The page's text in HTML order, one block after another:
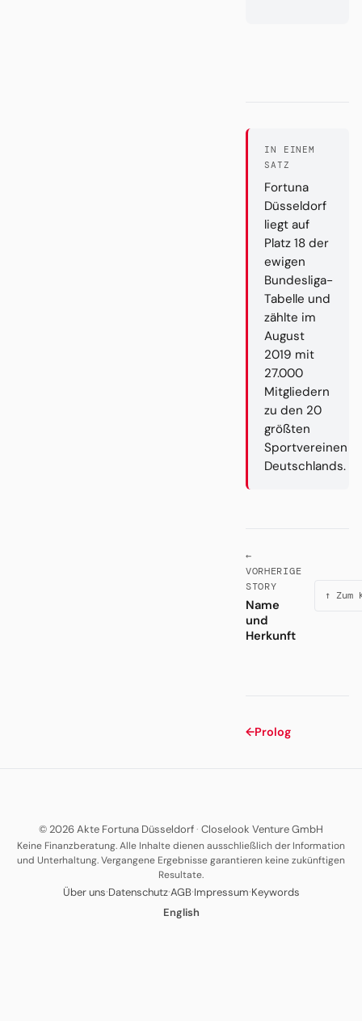
IN EINEM
SATZ
Fortuna
Düsseldorf
liegt auf
Platz 18 der
ewigen
Bundesliga-
Tabelle und
zählte im
August
2019 mit
27.000
Mitgliedern
zu den 20
größten
Sportvereinen
Deutschlands.
←
VORHERIGE
STORY
Name
und
Herkunft
↑
←Prolog
© 2026 Akte Fortuna Düsseldorf· Closelook Venture GmbH
Keine Finanzberatung. Alle Inhalte dienen ausschließlich der Information
und Unterhaltung. Vergangene Ergebnisse garantieren keine zukünftigen
Resultate.
Über uns·Datenschutz·AGB·Impressum·Keywords
English